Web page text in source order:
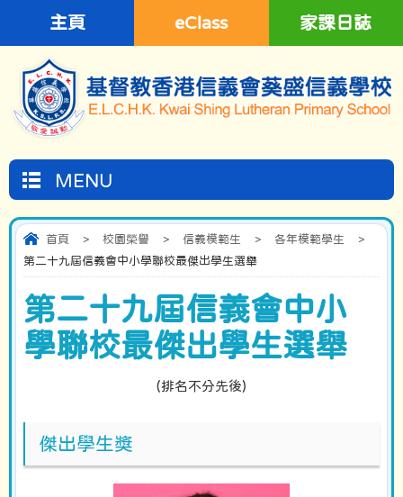
主頁 eClass 家課日誌
MENU
首頁 > 校園榮譽 > 信義模範生 > 各年模範學生
>
第二十九屆信義會中小學聯校最傑出學生選舉
第二十九屆信義會中小
學聯校最傑出學生選舉
(排名不分先後)
傑出學生獎